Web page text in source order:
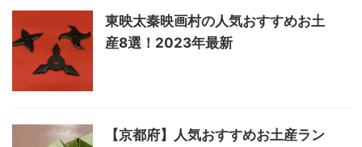
東映太秦映画村の人気おすすめお土
産8選！2023年最新
【京都府】人気おすすめお土産ラン